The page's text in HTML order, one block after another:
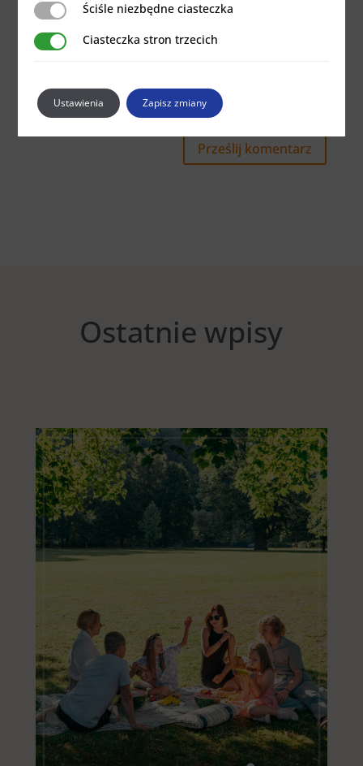
Zapamiętaj moje dane w tej przeglądarce
podczas pisania kolejnych komentarzy.
Prześlij komentarz
Ostatnie wpisy
Ściśle niezbędne ciasteczka
Ściśle niezbędne ciasteczka
Ciasteczka stron trzecich
Ciasteczka stron trzecich
Ustawienia Zapisz zmiany